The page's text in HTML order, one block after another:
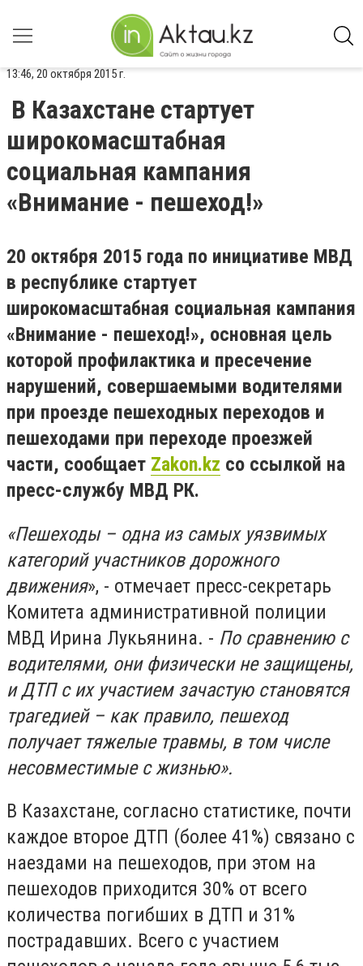
13:46, 20 октября 2015 г.
В Казахстане стартует
широкомасштабная
социальная кампания
«Внимание - пешеход!»
20 октября 2015 года по инициативе МВД
в республике стартует
широкомасштабная социальная кампания
«Внимание - пешеход!», основная цель
которой профилактика и пресечение
нарушений, совершаемыми водителями
при проезде пешеходных переходов и
пешеходами при переходе проезжей
части, сообщает Zakon.kz со ссылкой на
пресс-службу МВД РК.
«Пешеходы – одна из самых уязвимых
категорий участников дорожного
движения», - отмечает пресс-секретарь
Комитета административной полиции
МВД Ирина Лукьянина. - По сравнению с
водителями, они физически не защищены,
и ДТП с их участием зачастую становятся
трагедией – как правило, пешеход
получает тяжелые травмы, в том числе
несовместимые с жизнью».
В Казахстане, согласно статистике, почти
каждое второе ДТП (более 41%) связано с
наездами на пешеходов, при этом на
пешеходов приходится 30% от всего
количества погибших в ДТП и 31%
пострадавших. Всего с участием